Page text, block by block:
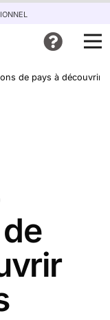
de pays à découvrir